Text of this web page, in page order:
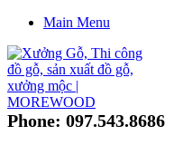
Main Menu
Phone: 097.543.8686